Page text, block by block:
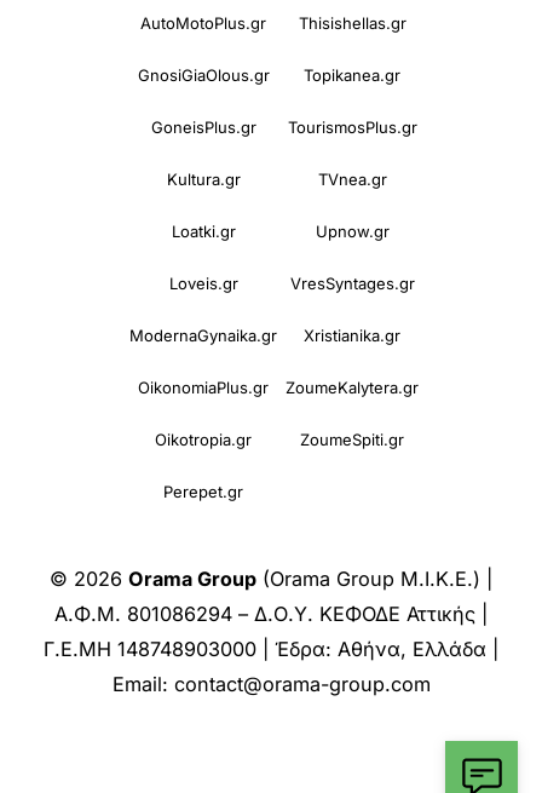
AutoMotoPlus.gr Thisishellas.gr
GnosiGiaOlous.gr Topikanea.gr
GoneisPlus.gr TourismosPlus.gr
Kultura.gr TVnea.gr
Loatki.gr Upnow.gr
Loveis.gr VresSyntages.gr
ModernaGynaika.gr Xristianika.gr
OikonomiaPlus.gr ZoumeKalytera.gr
Oikotropia.gr ZoumeSpiti.gr
Perepet.gr
© 2026 Orama Group (Orama Group Μ.Ι.Κ.Ε.) |
Α.Φ.Μ. 801086294 – Δ.Ο.Υ. ΚΕΦΟΔΕ Αττικής |
Γ.Ε.ΜΗ 148748903000 | Έδρα: Αθήνα, Ελλάδα |
Email: contact@orama-group.com